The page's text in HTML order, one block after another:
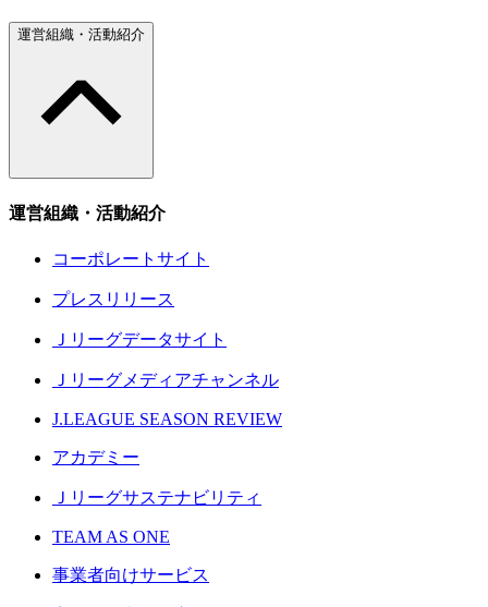
運営組織・活動紹介
運営組織・活動紹介
コーポレートサイト
プレスリリース
Ｊリーグデータサイト
Ｊリーグメディアチャンネル
J.LEAGUE SEASON REVIEW
アカデミー
Ｊリーグサステナビリティ
TEAM AS ONE
事業者向けサービス